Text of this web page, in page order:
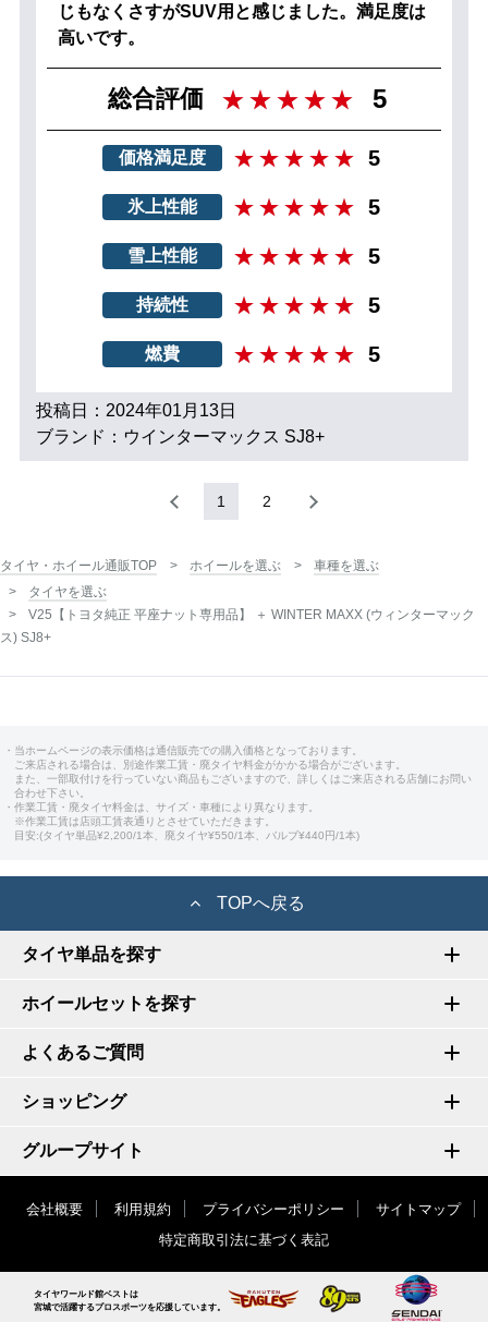
じもなくさすがSUV用と感じました。満足度は
高いです。
総合評価 5
価格満足度 5
氷上性能 5
雪上性能 5
持続性 5
燃費 5
投稿日：2024年01月13日
ブランド：ウインターマックス SJ8+
1 2
タイヤ・ホイール通販TOP ホイールを選ぶ
車種を選ぶ
タイヤを選ぶ
V25【トヨタ純正 平座ナット専用品】 ＋ WINTER MAXX (ウィンターマック
ス) SJ8+
・当ホームページの表示価格は通信販売での購入価格となっております。
ご来店される場合は、別途作業工賃・廃タイヤ料金がかかる場合がございます。
また、一部取付けを行っていない商品もございますので、詳しくはご来店される店舗にお問い
合わせ下さい。
・作業工賃・廃タイヤ料金は、サイズ・車種により異なります。
※作業工賃は店頭工賃表通りとさせていただきます。
目安:(タイヤ単品¥2,200/1本、廃タイヤ¥550/1本、バルブ¥440円/1本)
TOPへ戻る
タイヤ単品を探す
ホイールセットを探す
よくあるご質問
ショッピング
グループサイト
会社概要 利用規約 プライバシーポリシー
サイトマップ
特定商取引法に基づく表記
タイヤワールド館ベストは
宮城で活躍するプロスポーツを応援しています。